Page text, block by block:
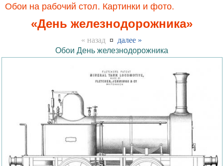
Обои на рабочий стол. Картинки и фото.
«День железнодорожника»
« назад ¤ далее »
Обои День железнодорожника